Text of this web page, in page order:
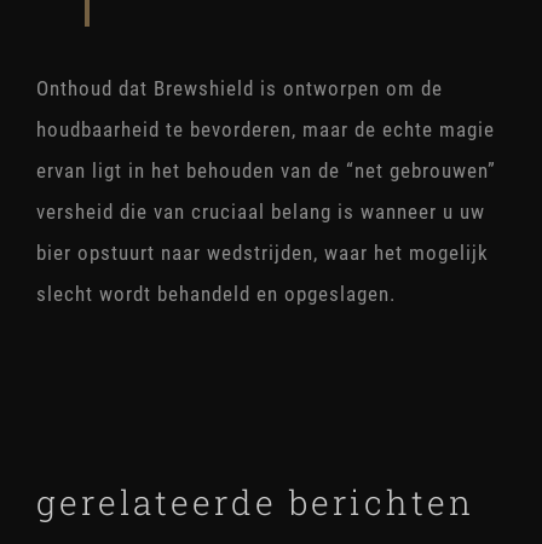
Onthoud dat Brewshield is ontworpen om de
houdbaarheid te bevorderen, maar de echte magie
ervan ligt in het behouden van de “net gebrouwen”
versheid die van cruciaal belang is wanneer u uw
bier opstuurt naar wedstrijden, waar het mogelijk
slecht wordt behandeld en opgeslagen.
gerelateerde berichten